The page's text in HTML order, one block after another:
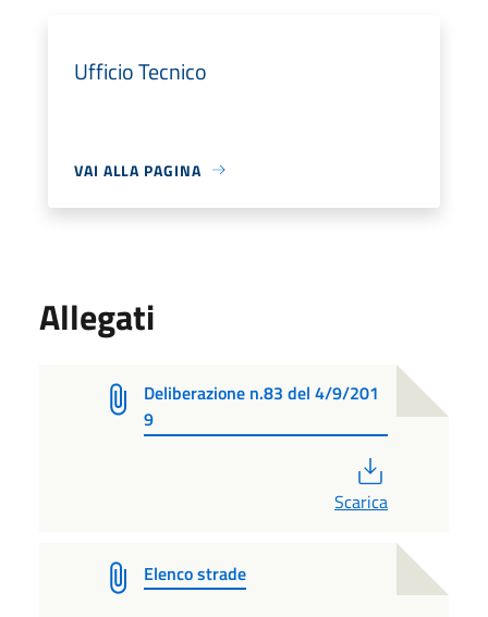
Ufficio Tecnico
VAI ALLA PAGINA
Allegati
Deliberazione n.83 del 4/9/201
9
Scarica
Elenco strade